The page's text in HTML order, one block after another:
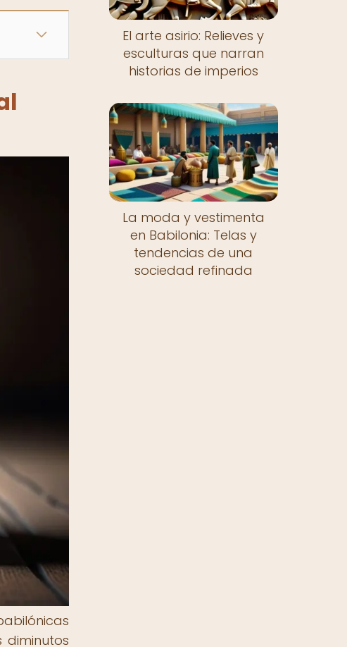
El arte asirio: Relieves y
esculturas que narran
historias de imperios
La moda y vestimenta
en Babilonia: Telas y
tendencias de una
sociedad refinada